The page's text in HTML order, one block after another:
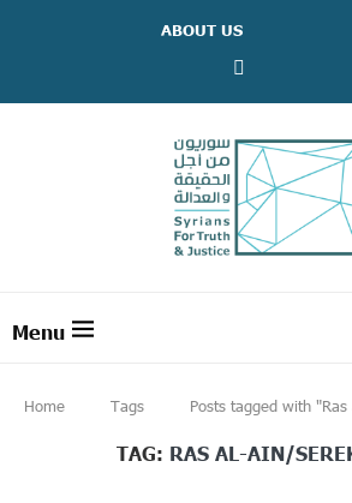
ABOUT US
Home Tags Posts tagged with
TAG: RAS AL-AIN/